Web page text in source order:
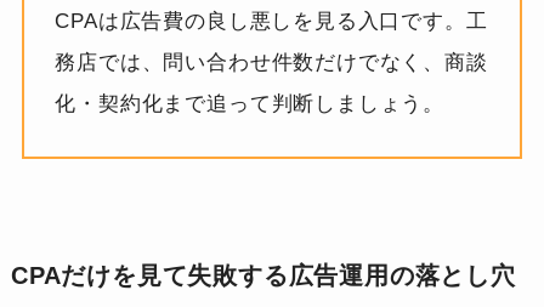
CPAは広告費の良し悪しを見る入口です。工
務店では、問い合わせ件数だけでなく、商談
化・契約化まで追って判断しましょう。
CPAだけを見て失敗する広告運用の落とし穴